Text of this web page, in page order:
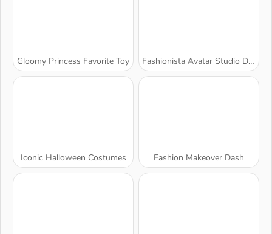
Gloomy Princess Favorite Toy Fashionista Avatar Studio Dress Up
Iconic Halloween Costumes Fashion Makeover Dash